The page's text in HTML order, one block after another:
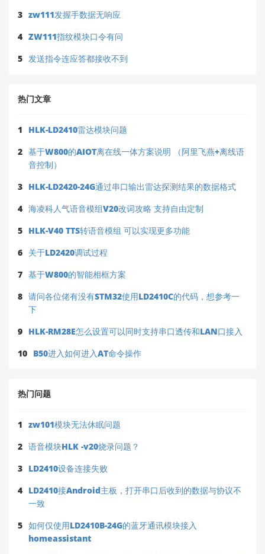
节数据，与模块生成的特征格式一致
如需更详细的通信协议，建议下载完整的《指纹模
式或通信时序问题，建议将详细的通信日志发送至我们
的技术支持邮箱：support@hlktech.cn，我们的技术
团队会为您提供更针对性的解决方案。
需要我进一步解释任何步骤吗？
3 zw111发握手数据无响应
4 ZW111指纹模块口令有问
5 发送指令连应答都接收不到
热门文章
1
HLK-LD2410雷达模块问题
2 基于W800的AIOT离在线一体方案说明 （阿里飞燕+离线语
音控制）
3 HLK-LD2420-24G通过串口输出雷达探测结果的数据格式
4 海凌科人气语音模组V20改词攻略 支持自由定制
5 HLK-V40 TTS转语音模组 可以实现更多功能
6 关于LD2420调试过程
7 基于W800的智能相框方案
8 请问各位佬有没有STM32使用LD2410C的代码，想参考一
下
9 HLK-RM28E怎么设置可以同时支持串口透传和LAN口接入
10 B50进入如何进入AT命令操作
热门问题
1 zw101模块无法休眠问题
2 语音模块HLK -v20烧录问题？
3 LD2410设备连接失败
4 LD2410接Android主板，打开串口后收到的数据与协议不
一致
5 如何仅使用LD2410B-24G的蓝牙通讯模块接入
homeassistant